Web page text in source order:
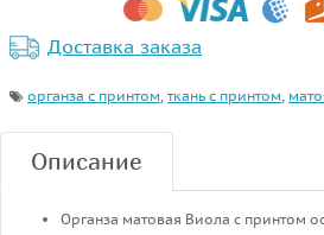
Доставка заказа
органза с принтом, ткань с принтом,
Описание
Органза матовая Виола с принтом